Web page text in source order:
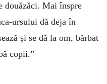
douăzăci. Mai înspre
ur­sului dă deja în
și se dă la om, bărbat
copii.”